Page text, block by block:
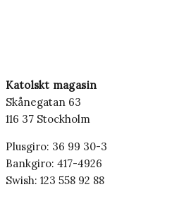
Katolskt magasin
Skånegatan 63
116 37 Stockholm
Plusgiro: 36 99 30-3
Bankgiro: 417-4926
Swish: 123 558 92 88